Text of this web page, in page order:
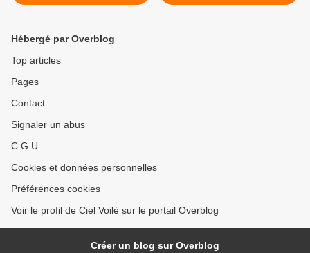
Hébergé par Overblog
Top articles
Pages
Contact
Signaler un abus
C.G.U.
Cookies et données personnelles
Préférences cookies
Voir le profil de Ciel Voilé sur le portail Overblog
Créer un blog sur Overblog